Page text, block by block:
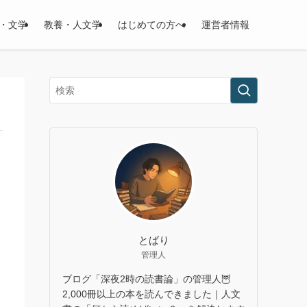
文学 教養・人文学 はじめての方へ 運営者情報
とばり
管理人
ブログ「深夜2時の読書論」の管理人🦉
2,000冊以上の本を読んできました｜人文